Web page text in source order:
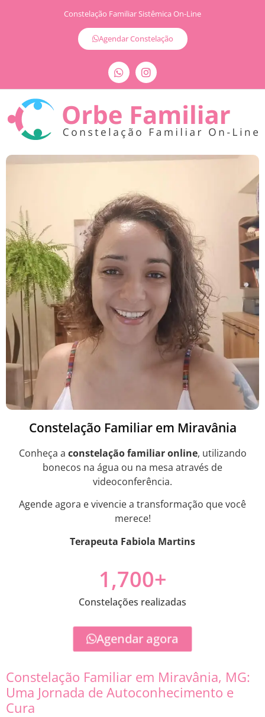
Constelação Familiar Sistêmica On-Line
Agendar Constelação
Constelação Familiar em Miravânia
Conheça a constelação familiar online, utilizando
bonecos na água ou na mesa através de
videoconferência.
Agende agora e vivencie a transformação que você
merece!
Terapeuta Fabiola Martins
Constelações realizadas
1,700+
Agendar agora
Constelação Familiar em Miravânia, MG:
Uma Jornada de Autoconhecimento e
Cura